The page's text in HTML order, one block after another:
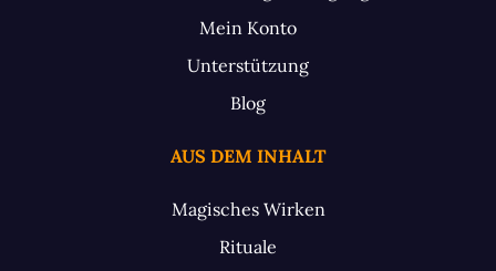
Mein Konto
Unterstützung
Blog
AUS DEM INHALT
Magisches Wirken
Rituale